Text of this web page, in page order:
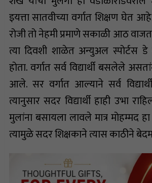
इयत्ता सातवीच्या वर्गात शिक्षण घेत
रोजी तो नेहमी प्रमाणे सकाळी आठ
त्या दिवशी शाळेत अन्युअल स्पोर्टस
होता. वर्गात सर्व विद्यार्थी बसलेले
आले. सर वर्गात आल्याने सर्व
त्यानुसार सदर विद्यार्थी हाही उभा
मुलांना बसायला लावले मात्र मोहम्मद
त्यामुळे सदर शिक्षकाने त्यास काठीने